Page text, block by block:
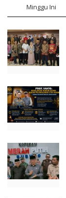
Minggu Ini